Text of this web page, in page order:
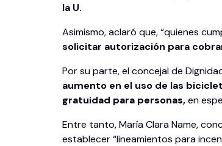
la U.
Asimismo, aclaró que, “quienes
solicitar autorización para
Por su parte, el concejal de
aumento en el uso de las
gratuidad para personas,en
Entre tanto, María Clara Name,
establecer “lineamientos para